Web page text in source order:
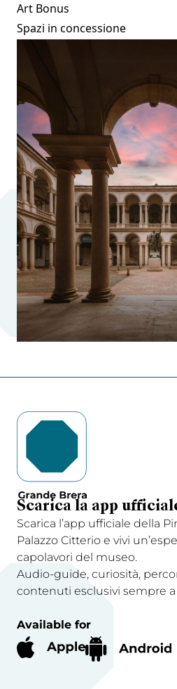
Art Bonus
Spazi in concessione
Scarica la app
Scarica l’app ufficiale della
Palazzo Citterio e vivi
capolavori del museo.
Audio-guide, curiosità,
contenuti esclusivi sempre
Available for